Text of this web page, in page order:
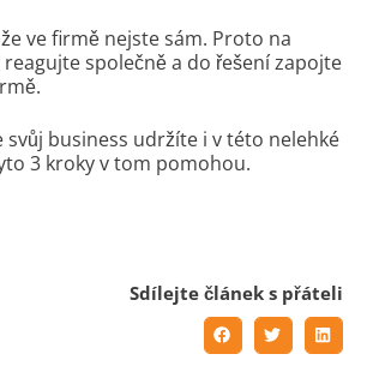
ve firmě nejste sám. Proto na
reagujte společně a do řešení zapojte
svůj business udržíte i v této nelehké
3 kroky v tom pomohou.
Sdílejte článek s přáteli